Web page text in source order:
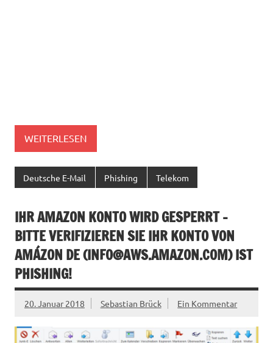
WEITERLESEN
Deutsche E-Mail Phishing Telekom
IHR AMAZON KONTO WIRD GESPERRT –
BITTE VERIFIZIEREN SIE IHR KONTO VON
AMÁZON DE (INFO@AWS.AMAZON.COM) IST
PHISHING!
20. Januar 2018 Sebastian Brück Ein Kommentar